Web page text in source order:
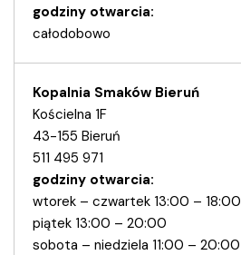
godziny otwarcia:
całodobowo
Kopalnia Smaków Bieruń
Kościelna 1F
43-155 Bieruń
511 495 971
godziny otwarcia:
wtorek – czwartek 13:00 – 18:00
piątek 13:00 – 20:00
sobota – niedziela 11:00 – 20:00